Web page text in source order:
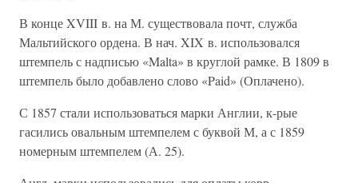
В конце XVIII в. на М. существовала почт, служба
Мальтийского ордена. В нач. XIX в. использовался
штемпель с надписью «Malta» в круглой рамке. В 1809 в
штемпель было добавлено слово «Paid» (Оплачено).
С 1857 стали использоваться марки Англии, к-рые
гасились овальным штемпелем с буквой М, а с 1859
номерным штемпелем (А. 25).